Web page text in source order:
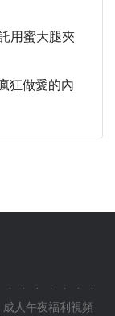
用蜜大腿夾
狂做愛的內
成人午夜福利視頻